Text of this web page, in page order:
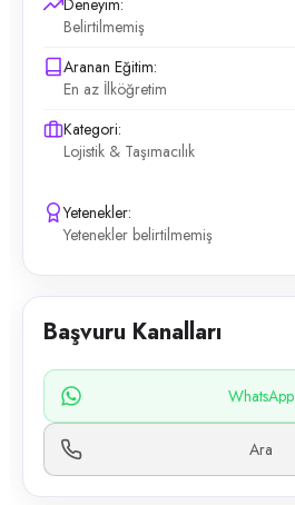
Deneyim:
Belirtilmemiş
Aranan Eğitim:
En az İlköğretim
Kategori:
Lojistik & Taşımacılık
Yetenekler:
Yetenekler belirtilmemiş
Başvuru Kanalları
WhatsApp
Ara